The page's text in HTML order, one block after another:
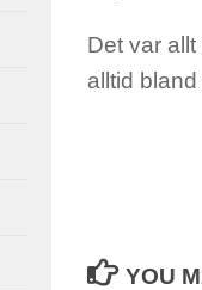
Det var
alltid bland
YOU